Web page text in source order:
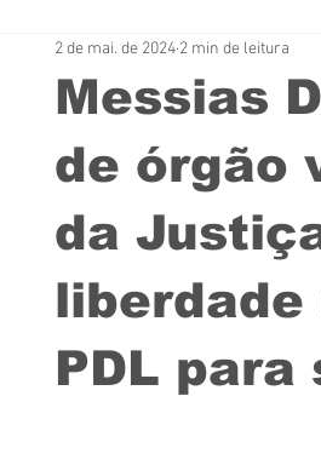
Messias
de órgão
da
PDL para
2 de mai. de 2024 2 min de leitura